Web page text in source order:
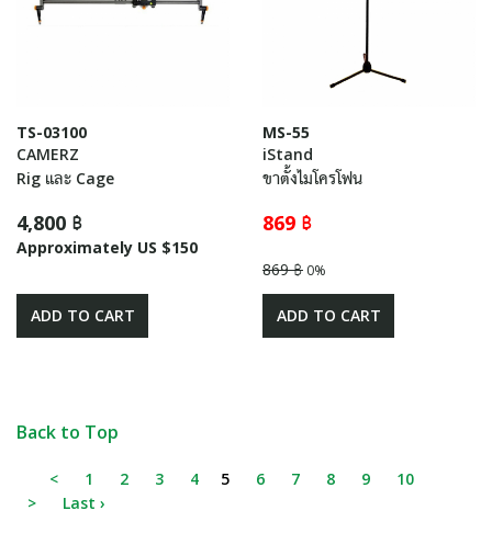
TS-03100
CAMERZ
Rig และ Cage
4,800 ฿
Approximately US $150
ADD TO CART
MS-55
iStand
ขาตั้งไมโครโฟน
869 ฿
869 ฿ 0%
ADD TO CART
Back to Top
< 1 2 3 4 5 6 7 8 9
10
>
Last ›